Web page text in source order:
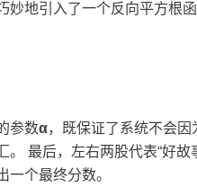
妙地引入了一个反向平方根
参数α，既保证了系统不会
。 最后，左右两股代表“好
一个最终分数。